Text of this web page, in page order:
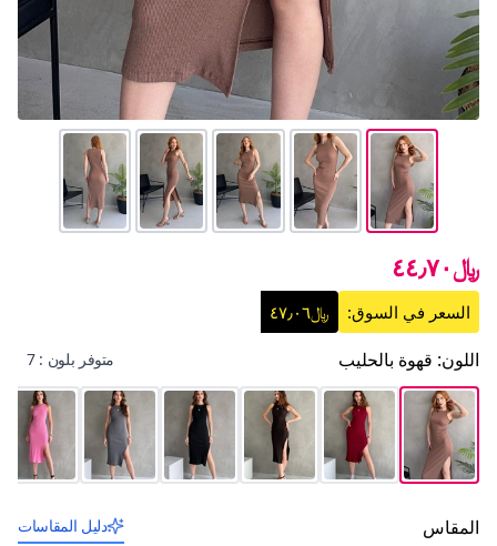
﷼٤٤٫٧٠
السعر في السوق: ﷼٤٧٫٠٦
اللون: قهوة بالحليب متوفر بلون : 7
المقاس دليل المقاسات